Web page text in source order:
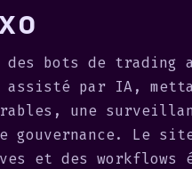
des bots de trading
par IA,
une
gouvernance. Le
et des workflows